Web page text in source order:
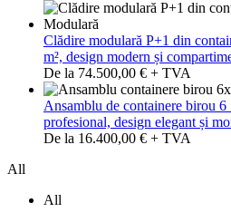
Clădire modulară P+1 din
m², design modern și
De la 74.500,00 € + TVA
Ansamblu de containere birou
profesional, design elegant și
De la 16.400,00 € + TVA
All
All